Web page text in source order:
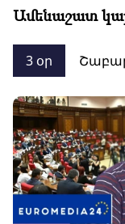
Ամենաշատ
3 օր